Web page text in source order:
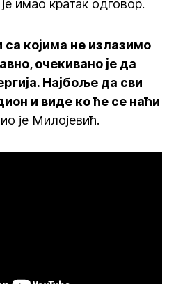
имао кратак одговор.
са којима не излазимо
очекивано је да
Најбоље да сви
и виде ко ће се наћи
је Милојевић.